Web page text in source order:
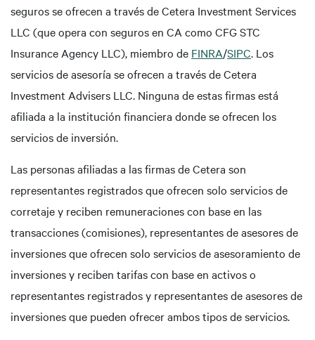
seguros se ofrecen a través de Cetera Investment Services
LLC (que opera con seguros en CA como CFG STC
Insurance Agency LLC), miembro de FINRA/SIPC. Los
servicios de asesoría se ofrecen a través de Cetera
Investment Advisers LLC. Ninguna de estas firmas está
afiliada a la institución financiera donde se ofrecen los
servicios de inversión.
Las personas afiliadas a las firmas de Cetera son
representantes registrados que ofrecen solo servicios de
corretaje y reciben remuneraciones con base en las
transacciones (comisiones), representantes de asesores de
inversiones que ofrecen solo servicios de asesoramiento de
inversiones y reciben tarifas con base en activos o
representantes registrados y representantes de asesores de
inversiones que pueden ofrecer ambos tipos de servicios.